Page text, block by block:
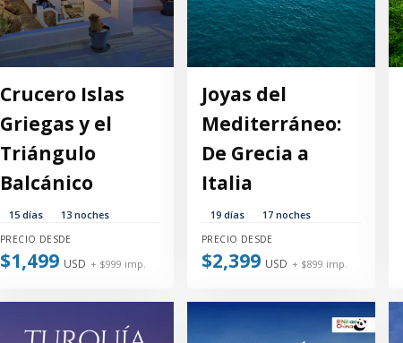
Crucero Islas
Griegas y el
Triángulo
Balcánico
15 días 13 noches
PRECIO DESDE
$1,499 USD + $999 imp.
Joyas del
Mediterráneo:
De Grecia a
Italia
19 días 17 noches
PRECIO DESDE
$2,399 USD + $899 imp.